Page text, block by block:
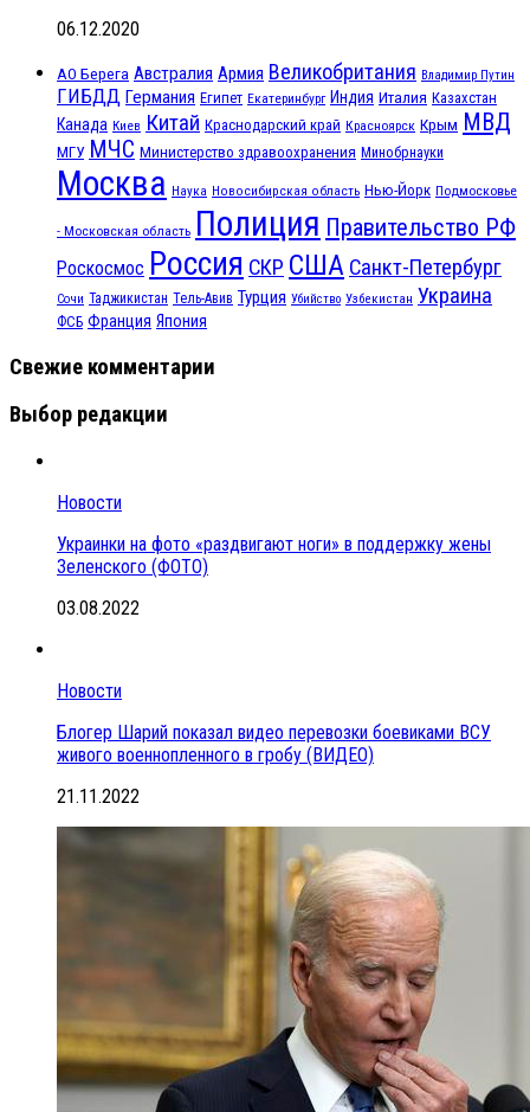
06.12.2020
АО Берега Австралия Армия Великобритания Владимир Путин
ГИБДД Германия Египет Екатеринбург Индия Италия Казахстан
Канада Киев Китай Краснодарский край Красноярск Крым МВД
МГУ МЧС Министерство здравоохранения Минобрнауки
Москва Наука Новосибирская область Нью-Йорк Подмосковье
- Московская область Полиция Правительство РФ
Роскосмос Россия СКР США Санкт-Петербург
Сочи Таджикистан Тель-Авив Турция Убийство Узбекистан Украина
ФСБ Франция Япония
Свежие комментарии
Выбор редакции
Новости
Украинки на фото «раздвигают ноги» в поддержку жены
Зеленского (ФОТО)
03.08.2022
Новости
Блогер Шарий показал видео перевозки боевиками ВСУ
живого военнопленного в гробу (ВИДЕО)
21.11.2022